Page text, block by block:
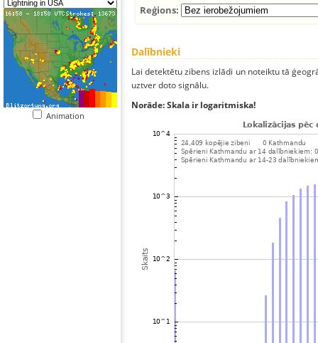
Animation
Reģions:
Dalībnieki
Lai detektētu zibens izlādi un noteiktu tā
uztver doto signālu.
Norāde: Skala ir logaritmiska!